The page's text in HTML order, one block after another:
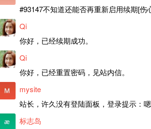
#93147不知道还能否再重新启用续期[伤
Qi
你好，已经续期成功。
Qi
你好，已经重置密码，见站内信。
mysite
标志岛